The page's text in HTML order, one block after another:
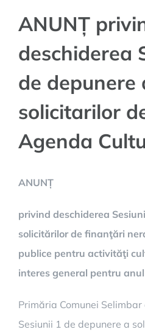
ANUNȚ
deschiderea
de depunere
solicitarilor
Agenda
ANUNȚ
privind deschiderea
solicitărilor de finanţări
publice pentru activităţi
interes general pentru
Primăria Comunei
Sesiunii 1 de depunere a